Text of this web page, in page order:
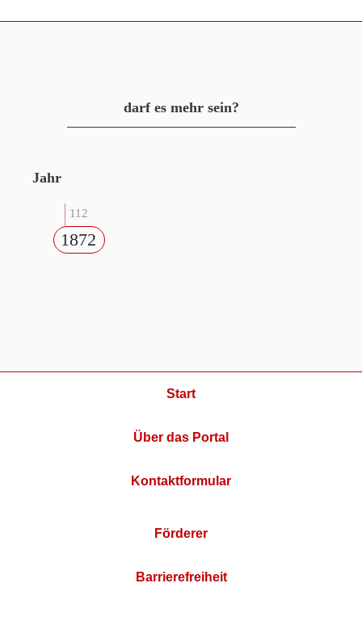
darf es mehr sein?
Jahr
112
1872
Start
Über das Portal
Kontaktformular
Förderer
Barrierefreiheit